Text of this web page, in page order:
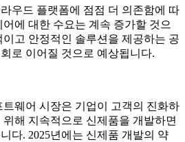
우드 플랫폼에 점점 더 의존함에 따
에 대한 수요는 계속 증가할 것으
고 안정적인 솔루션을 제공하는 공
로 이어질 것으로 예상됩니다.
웨어 시장은 기업이 고객의 진화하
해 지속적으로 신제품을 개발하면
다. 2025년에는 신제품 개발의 약